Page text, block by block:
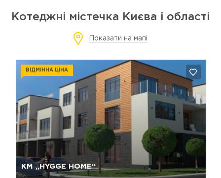
Котеджні містечка Києва і області
Показати на мапі
КМ „HYGGE HOME“
ВІДМІННА ЦІНА